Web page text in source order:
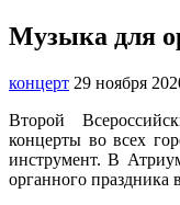
Музыка для
концерт 29 ноября
Второй
концерты во всех
инструмент. В
органного праздника